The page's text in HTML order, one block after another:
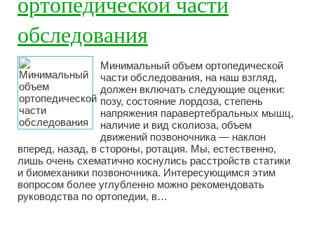
обследования
Минимальный объем ортопедической
части обследования, на наш взгляд,
должен включать следующие оценки:
позу, состояние лордоза, степень
напряжения паравертебральных мышц,
наличие и вид сколиоза, объем
движений позвоночника — наклон
вперед, назад, в стороны, ротация. Мы, естественно,
лишь очень схематично коснулись расстройств статики
и биомеханики позвоночника. Интересующимся этим
вопросом более углубленно можно рекомендовать
руководства по ортопедии, в…